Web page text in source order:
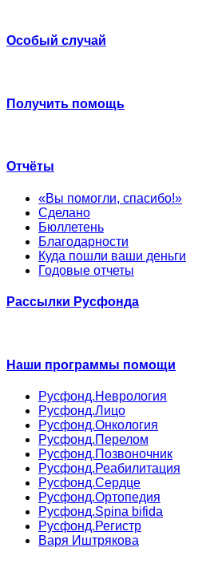
Особый случай
Получить помощь
Отчёты
«Вы помогли, спасибо!»
Сделано
Бюллетень
Благодарности
Куда пошли ваши деньги
Годовые отчеты
Рассылки Русфонда
Наши программы помощи
Русфонд.Неврология
Русфонд.Лицо
Русфонд.Онкология
Русфонд.Перелом
Русфонд.Позвоночник
Русфонд.Реабилитация
Русфонд.Сердце
Русфонд.Ортопедия
Русфонд.Spina bifida
Русфонд.Регистр
Варя Иштрякова